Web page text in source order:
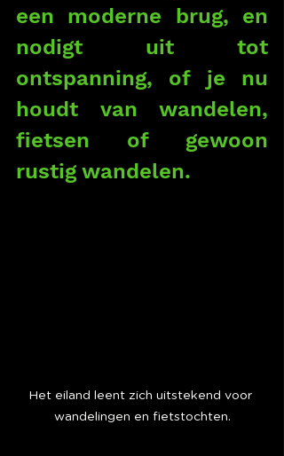
een moderne brug, en
nodigt uit tot
ontspanning, of je nu
houdt van wandelen,
fietsen of gewoon
rustig wandelen.
Het eiland leent zich uitstekend voor
wandelingen en fietstochten.